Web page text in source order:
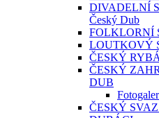
DIVADELNÍ
Český Dub
FOLKLORNÍ
LOUTKOVÝ
ČESKÝ
ČESKÝ
DUB
ČESKÝ